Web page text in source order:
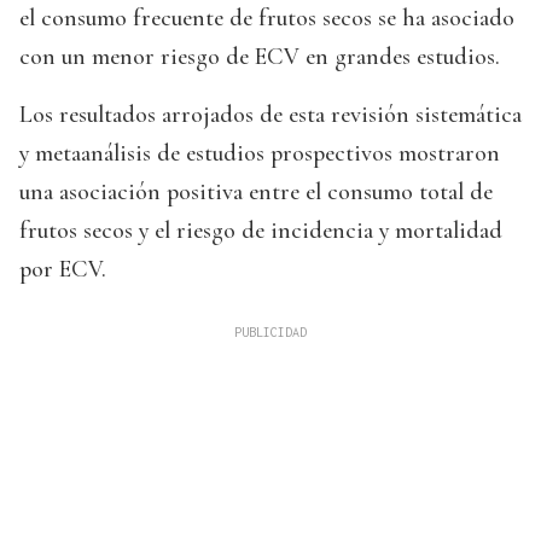
el consumo frecuente de frutos secos se ha asociado
con un menor riesgo de ECV en grandes estudios.
Los resultados arrojados de esta revisión sistemática
y metaanálisis de estudios prospectivos mostraron
una asociación positiva entre el consumo total de
frutos secos y el riesgo de incidencia y mortalidad
por ECV.